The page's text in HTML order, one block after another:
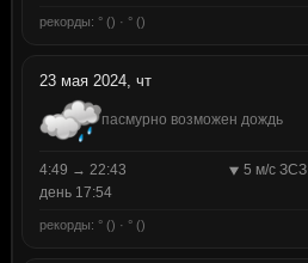
рекорды: ° () · ° ()
23 мая 2024, чт
пасмурно возможен дождь
4:49 → 22:43
5 м/с ЗСЗ
день 17:54
рекорды: ° () · ° ()